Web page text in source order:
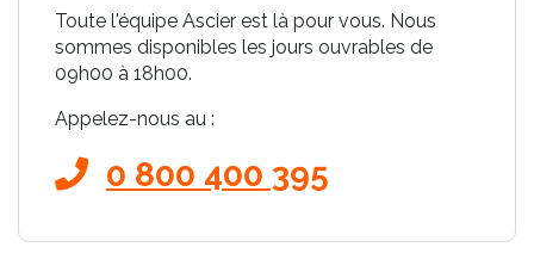
Toute l'équipe Ascier est là pour vous. Nous
sommes disponibles les jours ouvrables de
09h00 à 18h00.
Appelez-nous au :
0 800 400 395